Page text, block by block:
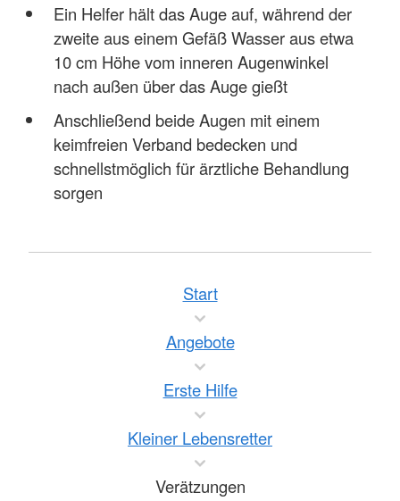
Ein Helfer hält das Auge auf, während der
zweite aus einem Gefäß Wasser aus etwa
10 cm Höhe vom inneren Augenwinkel
nach außen über das Auge gießt
Anschließend beide Augen mit einem
keimfreien Verband bedecken und
schnellstmöglich für ärztliche Behandlung
sorgen
Start
Angebote
Erste Hilfe
Kleiner Lebensretter
Verätzungen